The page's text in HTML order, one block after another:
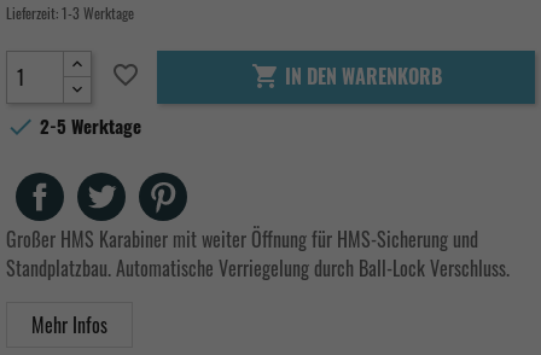
Lieferzeit:1-3 Werktage
favorite_border  IN DEN WARENKORB
 2-5 Werktage
Teilen Tweet
Großer HMS Karabiner mit weiter Öffnung für HMS-Sicherung und
Standplatzbau. Automatische Verriegelung durch Ball-Lock Verschluss.
Mehr Infos